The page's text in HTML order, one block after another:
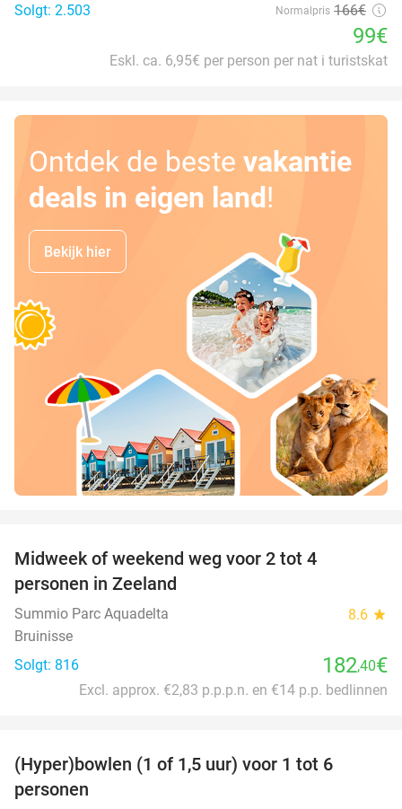
Solgt: 2.503
Normalpris 166€
99€
Eskl. ca. 6,95€ per person per nat i turistskat
Ontdek de beste vakantie
deals in eigen land!
Bekijk hier
Midweek of weekend weg voor 2 tot 4
personen in Zeeland
Summio Parc Aquadelta 8.6 star
Bruinisse
Solgt: 816
182,40€
Excl. approx. €2,83 p.p.p.n. en €14 p.p. bedlinnen
(Hyper)bowlen (1 of 1,5 uur) voor 1 tot 6
personen